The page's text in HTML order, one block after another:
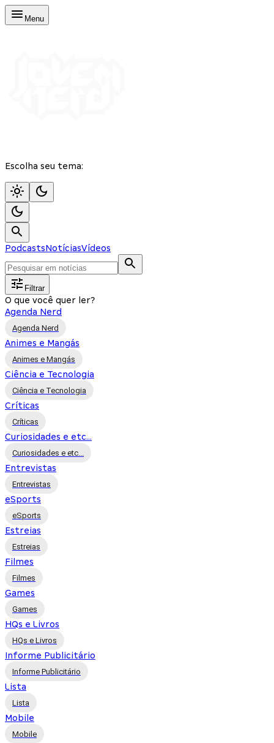
Menu
Escolha seu tema:
PodcastsNotíciasVídeos
Filtrar
O que você quer ler?
Agenda Nerd
Agenda Nerd
Animes e Mangás
Animes e Mangás
Ciência e Tecnologia
Ciência e Tecnologia
Críticas
Críticas
Curiosidades e etc...
Curiosidades e etc...
Entrevistas
Entrevistas
eSports
eSports
Estreias
Estreias
Filmes
Filmes
Games
Games
HQs e Livros
HQs e Livros
Informe Publicitário
Informe Publicitário
Lista
Lista
Mobile
Mobile